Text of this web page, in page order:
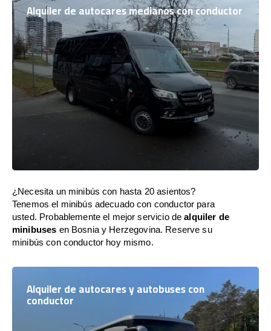
Alquiler de autocares medianos con conductor
¿Necesita un minibús con hasta 20 asientos?
Tenemos el minibús adecuado con conductor para
usted. Probablemente el mejor servicio dealquiler de
minibuses en Bosnia y Herzegovina. Reserve su
minibús con conductor hoy mismo.
Alquiler de autocares y autobuses con
conductor